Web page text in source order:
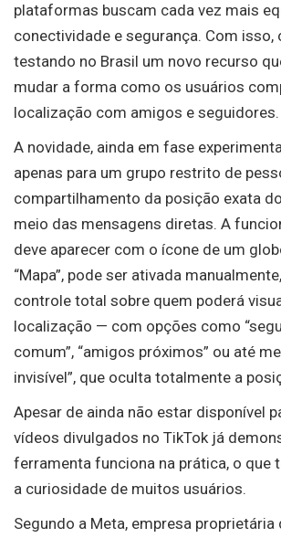
plataformas buscam cada vez mais
conectividade e segurança. Com
testando no Brasil um novo recurso
mudar a forma como os usuários
localização com amigos e seguidores.
A novidade, ainda em fase
apenas para um grupo restrito de
compartilhamento da posição exata
meio das mensagens diretas. A
deve aparecer com o ícone de um
“Mapa”, pode ser ativada
controle total sobre quem poderá
localização — com opções como
comum”, “amigos próximos” ou até
invisível”, que oculta totalmente a
Apesar de ainda não estar disponível
vídeos divulgados no TikTok já
ferramenta funciona na prática, o que
a curiosidade de muitos usuários.
Segundo a Meta, empresa